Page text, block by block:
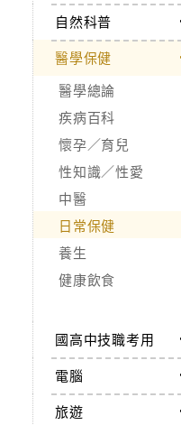
自然科普
醫學保健
醫學總論
疾病百科
懷孕／育兒
性知識／性愛
中醫
日常保健
養生
健康飲食
國高中技職考用
電腦
旅遊